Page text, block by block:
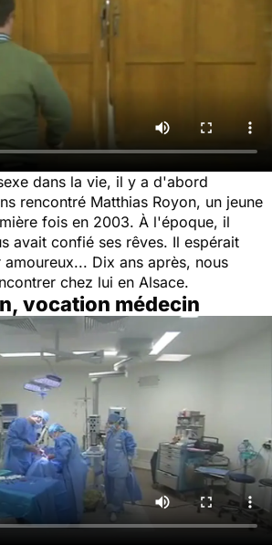
dans la vie, il y a d'abord
rencontré Matthias Royon, un jeune
fois en 2003. À l'époque, il
avait confié ses rêves. Il espérait
Dix ans après, nous
chez lui en Alsace.
vocation médecin